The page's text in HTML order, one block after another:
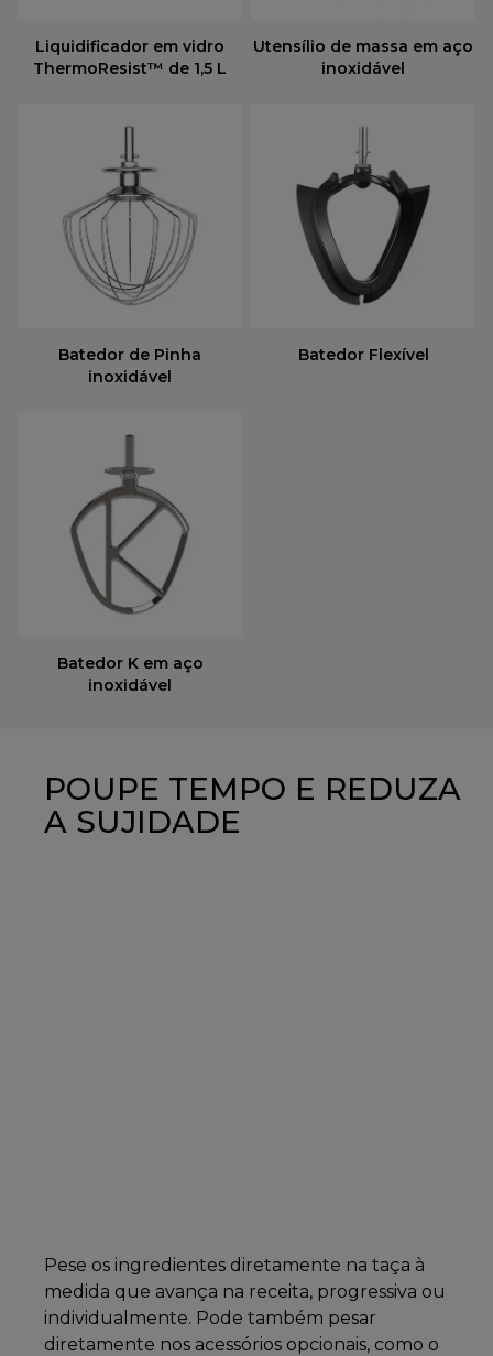
Liquidificador em vidro
ThermoResist™ de 1,5 L
Utensílio de massa em aço
inoxidável
Batedor de Pinha
inoxidável
Batedor Flexível
Batedor K em aço
inoxidável
POUPE TEMPO E REDUZA
A SUJIDADE
Pese os ingredientes diretamente na taça à
medida que avança na receita, progressiva ou
individualmente. Pode também pesar
diretamente nos acessórios opcionais, como o